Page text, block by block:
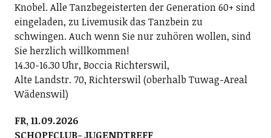
Knobel. Alle Tanzbegeisterten der Generation 60+ sind
eingeladen, zu Livemusik das Tanzbein zu
schwingen. Auch wenn Sie nur zuhören wollen, sind
Sie herzlich willkommen!
14.30-16.30 Uhr, Boccia Richterswil,
Alte Landstr. 70, Richterswil (oberhalb Tuwag-Areal
Wädenswil)
FR, 11.09.2026
SCHOPFCLUB- JUGENDTREFF